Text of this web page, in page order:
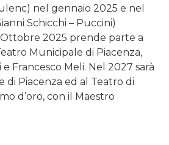
nel gennaio 2025 e nel
Schicchi – Puccini)
Ottobre 2025 prende parte a
Municipale di Piacenza,
Francesco Meli. Nel 2027 sarà
di Piacenza ed al Teatro di
d’oro, con il Maestro